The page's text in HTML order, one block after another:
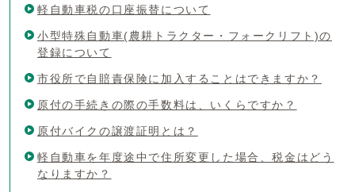
軽自動車税の口座振替について
小型特殊自動車(農耕トラクター・フォークリフト)の
登録について
市役所で自賠責保険に加入することはできますか？
原付の手続きの際の手数料は、いくらですか？
原付バイクの譲渡証明とは？
軽自動車を年度途中で住所変更した場合、税金はどう
なりますか？